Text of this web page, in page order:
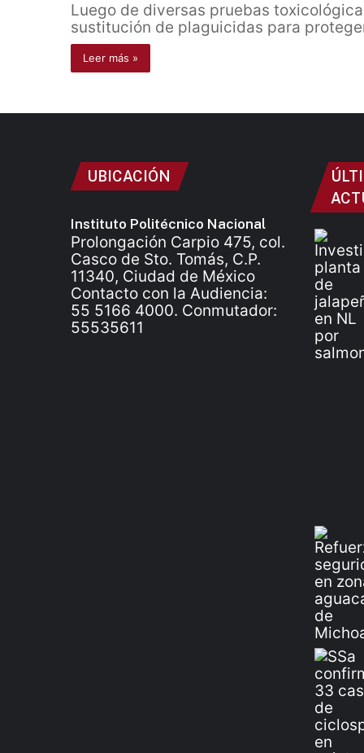
Luego de diversas pruebas
sustitución de plaguicidas para
Leer más »
UBICACIÓN
Instituto Politécnico Nacional
Prolongación Carpio 475, col.
Casco de Sto. Tomás, C.P.
11340, Ciudad de México
Contacto con la Audiencia:
55 5166 4000. Conmutador:
55535611